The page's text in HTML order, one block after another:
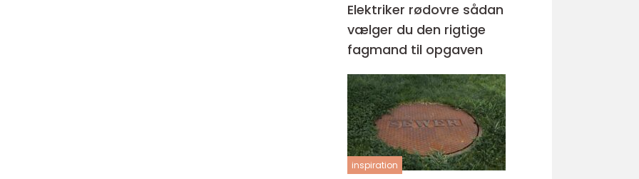
Elektriker rødovre sådan
vælger du den rigtige
fagmand til opgaven
inspiration